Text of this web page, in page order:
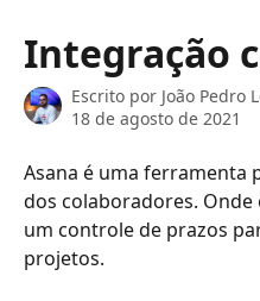
Integração
Escrito por João Pedro
18 de agosto de 2021
Asana é uma ferramenta
dos colaboradores.
um controle de prazos
projetos.